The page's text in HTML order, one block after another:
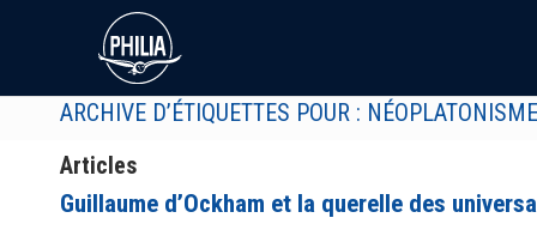
ARCHIVE D’ÉTIQUETTES POUR : NÉOPLATONISME
Articles
Guillaume d’Ockham et la querelle des